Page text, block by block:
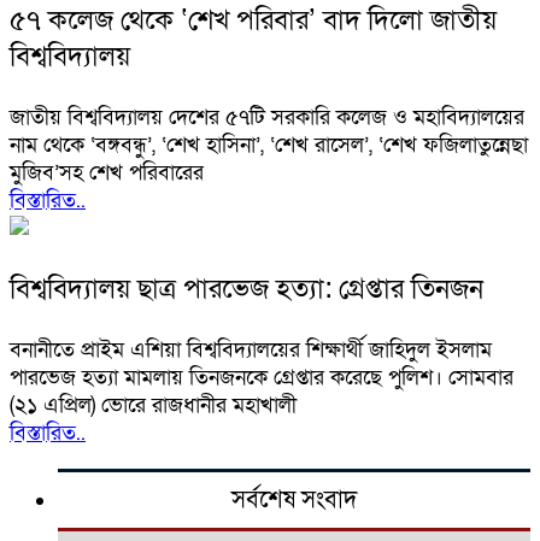
৫৭ কলেজ থেকে ‘শেখ পরিবার’ বাদ দিলো জাতীয়
বিশ্ববিদ্যালয়
জাতীয় বিশ্ববিদ্যালয় দেশের ৫৭টি সরকারি কলেজ ও মহাবিদ্যালয়ের
নাম থেকে ‘বঙ্গবন্ধু’, ‘শেখ হাসিনা’, ‘শেখ রাসেল’, ‘শেখ ফজিলাতুন্নেছা
মুজিব’সহ শেখ পরিবারের
বিস্তারিত..
বিশ্ববিদ্যালয় ছাত্র পারভেজ হত্যা: গ্রেপ্তার তিনজন
বনানীতে প্রাইম এশিয়া বিশ্ববিদ্যালয়ের শিক্ষার্থী জাহিদুল ইসলাম
পারভেজ হত্যা মামলায় তিনজনকে গ্রেপ্তার করেছে পুলিশ। সোমবার
(২১ এপ্রিল) ভোরে রাজধানীর মহাখালী
বিস্তারিত..
সর্বশেষ সংবাদ